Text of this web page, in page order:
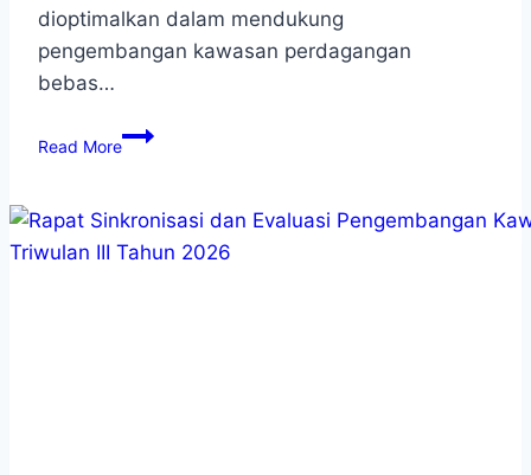
dioptimalkan dalam mendukung
pengembangan kawasan perdagangan
bebas…
Read More